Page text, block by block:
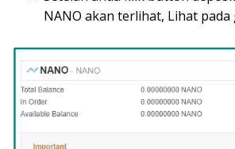
NANO akan terlihat, Lihat pada